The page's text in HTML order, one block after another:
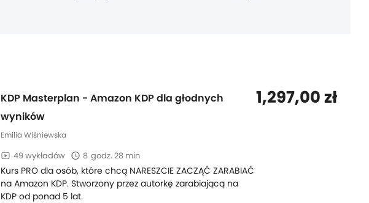
KDP Masterplan - Amazon KDP dla głodnych
wyników
Emilia Wiśniewska
49 wykładów 8 godz. 28 min
Kurs PRO dla osób, które chcą NARESZCIE ZACZĄĆ ZARABIAĆ
na Amazon KDP. Stworzony przez autorkę zarabiającą na
KDP od ponad 5 lat.
1,297,00 zł